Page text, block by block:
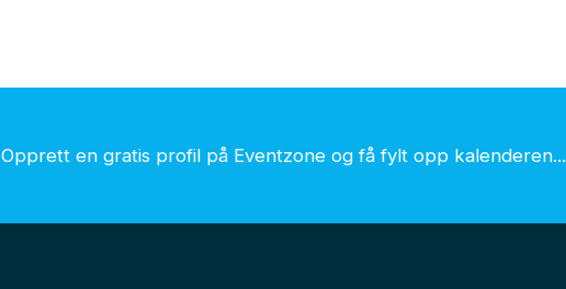
Opprett en gratis profil på Eventzone og få fylt opp kalenderen...